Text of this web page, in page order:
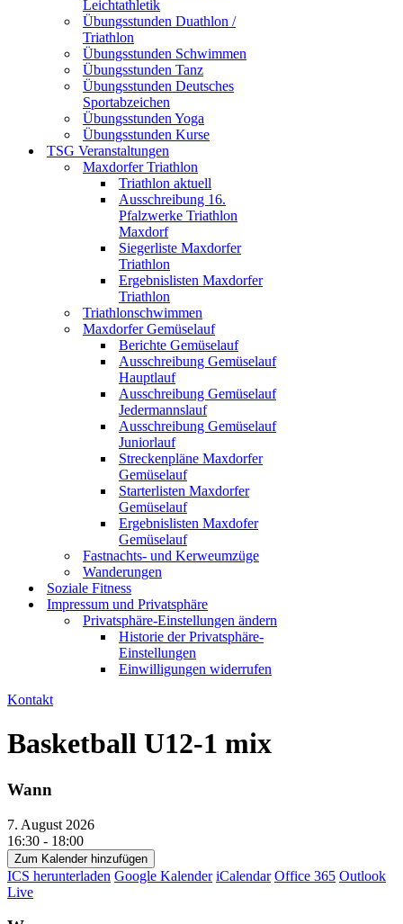
Leichtathletik
Übungsstunden Duathlon /
Triathlon
Übungsstunden Schwimmen
Übungsstunden Tanz
Übungsstunden Deutsches
Sportabzeichen
Übungsstunden Yoga
Übungsstunden Kurse
TSG Veranstaltungen
Maxdorfer Triathlon
Triathlon aktuell
Ausschreibung 16.
Pfalzwerke Triathlon
Maxdorf
Siegerliste Maxdorfer
Triathlon
Ergebnislisten Maxdorfer
Triathlon
Triathlonschwimmen
Maxdorfer Gemüselauf
Berichte Gemüselauf
Ausschreibung Gemüselauf
Hauptlauf
Ausschreibung Gemüselauf
Jedermannslauf
Ausschreibung Gemüselauf
Juniorlauf
Streckenpläne Maxdorfer
Gemüselauf
Starterlisten Maxdorfer
Gemüselauf
Ergebnislisten Maxdofer
Gemüselauf
Fastnachts- und Kerweumzüge
Wanderungen
Soziale Fitness
Impressum und Privatsphäre
Privatsphäre-Einstellungen ändern
Historie der Privatsphäre-
Einstellungen
Einwilligungen widerrufen
Kontakt
Basketball U12-1 mix
Wann
7. August 2026
16:30 - 18:00
Zum Kalender hinzufügen
ICS herunterladen Google Kalender iCalendar Office 365 Outlook
Live